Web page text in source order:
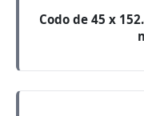
Codo de 45 x